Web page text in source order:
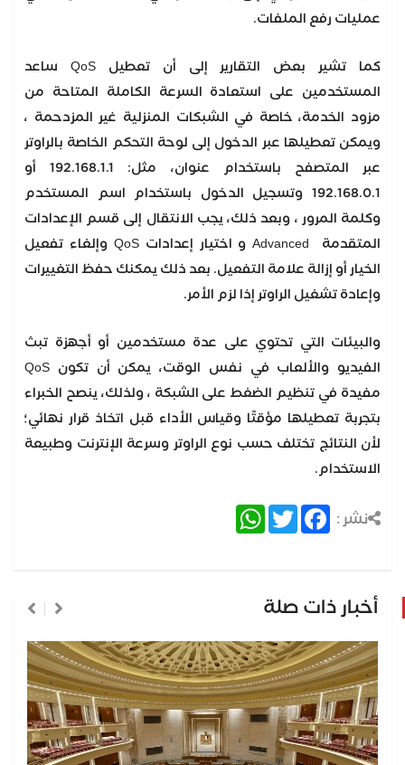
عمليات رفع الملفات.
كما تشير بعض التقارير إلى أن تعطيل QoS ساعد
المستخدمين على استعادة السرعة الكاملة المتاحة من
مزود الخدمة، خاصة في الشبكات المنزلية غير المزدحمة ،
ويمكن تعطيلها عبر الدخول إلى لوحة التحكم الخاصة بالراوتر
عبر المتصفح باستخدام عنوان، مثل: 192.168.1.1 أو
192.168.0.1 وتسجيل الدخول باستخدام اسم المستخدم
وكلمة المرور ، وبعد ذلك، يجب الانتقال إلى قسم الإعدادات
المتقدمة Advanced و اختيار إعدادات QoS وإلغاء تفعيل
الخيار أو إزالة علامة التفعيل. بعد ذلك يمكنك حفظ التغييرات
وإعادة تشغيل الراوتر إذا لزم الأمر.
والبيئات التي تحتوي على عدة مستخدمين أو أجهزة تبث
الفيديو والألعاب في نفس الوقت، يمكن أن تكون QoS
مفيدة في تنظيم الضغط على الشبكة ، ولذلك، ينصح الخبراء
بتجربة تعطيلها مؤقتًا وقياس الأداء قبل اتخاذ قرار نهائي؛
لأن النتائج تختلف حسب نوع الراوتر وسرعة الإنترنت وطبيعة
الاستخدام.
نشر : Facebook
Twitter
WhatsApp
أخبار ذات صلة